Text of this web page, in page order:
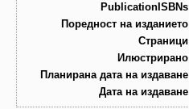
PublicationISBNs
Поредност на изданието
Страници
Илюстрирано
Планирана дата на издаване
Дата на издаване